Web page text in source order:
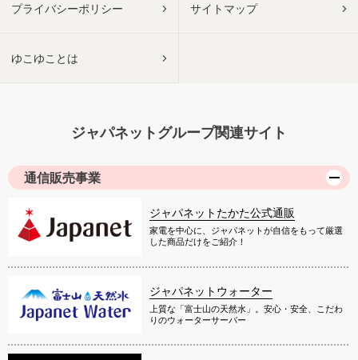
プライバシーポリシー サイトマップ
ゆこゆことは
ジャパネットグループ関連サイト
通信販売事業
ジャパネットたかた公式通販
家電を中心に、ジャパネットが自信をもって厳選
した商品だけをご紹介！
ジャパネットウォーター
上質な「富士山の天然水」。安心・安全、こだわ
りのウォーターサーバー